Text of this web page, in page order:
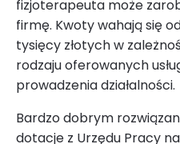
fizjoterapeuta może
firmę. Kwoty wahają się
tysięcy złotych w
rodzaju oferowanych
prowadzenia działalności.
Bardzo dobrym
dotacje z Urzędu Pracy